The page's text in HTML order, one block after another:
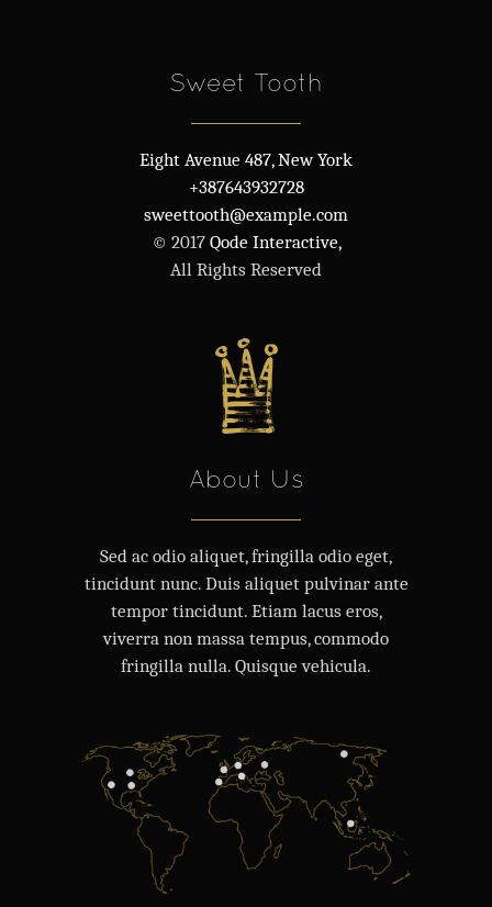
Sweet Tooth
Eight Avenue 487, New York
+387643932728
sweettooth@example.com
© 2017Qode Interactive,
All Rights Reserved
About Us
Sed ac odio aliquet, fringilla odio eget,
tincidunt nunc. Duis aliquet pulvinar ante
tempor tincidunt. Etiam lacus eros,
viverra non massa tempus, commodo
fringilla nulla. Quisque vehicula.